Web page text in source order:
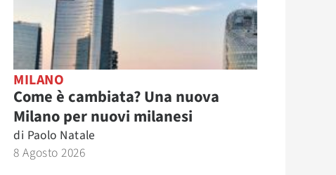
MILANO
Come è cambiata? Una nuova
Milano per nuovi milanesi
di Paolo Natale
8 Agosto 2026